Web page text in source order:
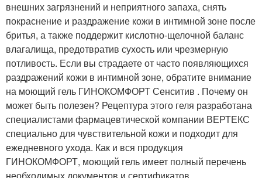
внешних загрязнений и неприятного запаха, снять
покраснение и раздражение кожи в интимной зоне после
бритья, а также поддержит кислотно-щелочной баланс
влагалища, предотвратив сухость или чрезмерную
потливость. Если вы страдаете от часто появляющихся
раздражений кожи в интимной зоне, обратите внимание
на моющий гель ГИНОКОМФОРТ Сенситив . Почему он
может быть полезен? Рецептура этого геля разработана
специалистами фармацевтической компании ВЕРТЕКС
специально для чувствительной кожи и подходит для
ежедневного ухода. Как и вся продукция
ГИНОКОМФОРТ, моющий гель имеет полный перечень
необходимых документов и сертификатов.